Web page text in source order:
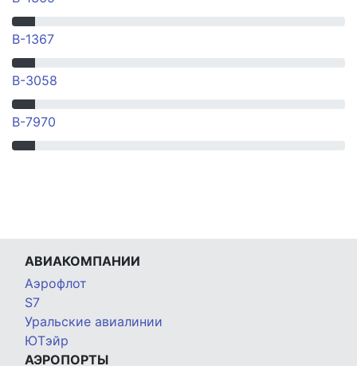
B-1367
B-3058
B-7970
АВИАКОМПАНИИ
Аэрофлот
S7
Уральские авиалинии
ЮТэйр
АЭРОПОРТЫ